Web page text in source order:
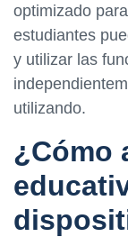
optimizado
estudiantes
y utilizar las
utilizando.
¿Cómo